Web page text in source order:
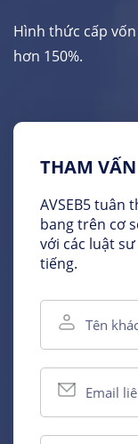
THAM
AVSEB5 tuân
bang trên cơ
với các luật
tiếng.
Hình thức cấp
hơn 150%.